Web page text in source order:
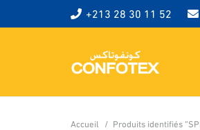
+213 28 30 11 52
Accueil / Produits identifiés